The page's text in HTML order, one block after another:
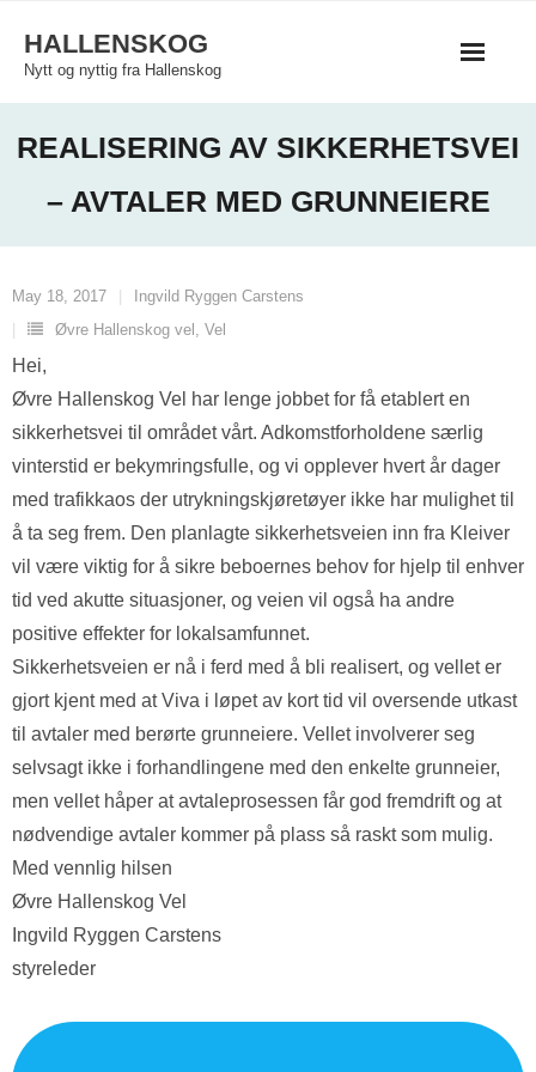
content
HALLENSKOG
Nytt og nyttig fra Hallenskog
REALISERING AV SIKKERHETSVEI
– AVTALER MED GRUNNEIERE
May 18, 2017
Ingvild Ryggen Carstens
Øvre Hallenskog vel , Vel
Hei,
Øvre Hallenskog Vel har lenge jobbet for få etablert en
sikkerhetsvei til området vårt. Adkomstforholdene særlig
vinterstid er bekymringsfulle, og vi opplever hvert år dager
med trafikkaos der utrykningskjøretøyer ikke har mulighet til
å ta seg frem. Den planlagte sikkerhetsveien inn fra Kleiver
vil være viktig for å sikre beboernes behov for hjelp til enhver
tid ved akutte situasjoner, og veien vil også ha andre
positive effekter for lokalsamfunnet.
Sikkerhetsveien er nå i ferd med å bli realisert, og vellet er
gjort kjent med at Viva i løpet av kort tid vil oversende utkast
til avtaler med berørte grunneiere. Vellet involverer seg
selvsagt ikke i forhandlingene med den enkelte grunneier,
men vellet håper at avtaleprosessen får god fremdrift og at
nødvendige avtaler kommer på plass så raskt som mulig.
Med vennlig hilsen
Øvre Hallenskog Vel
Ingvild Ryggen Carstens
styreleder